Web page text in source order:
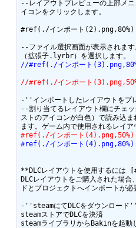
--レイアウトプレビューの上部メ
#ref(./インポート(2).png,80%)
--ファイル選択画面が表示されま
//#ref(./インポート
//#ref(./インポート
-''インポートしたレイアウトをプ
--割り当てるレイアウト欄にチェ
ストのアイコンが白色）で読み込
#ref(./インポート(4).png,50%)
#ref(./インポート(4).png,80%)
**DLCレイアウトを使用するには
DLCレイアウトをご購入された場
ドとプロジェクトへインポートが必
-''steamにてDLCをダウンロード
steamストアでDLCを決済
steamライブラリからBakinを起動